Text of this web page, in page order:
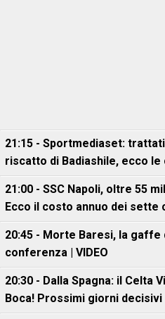
21:15 - Sportmediaset:
riscatto di Badiashile, ecco
21:00 - SSC Napoli, oltre 55
Ecco il costo annuo dei sette
20:45 - Morte Baresi, la
conferenza | VIDEO
20:30 - Dalla Spagna: il Celta
Boca! Prossimi giorni decisivi